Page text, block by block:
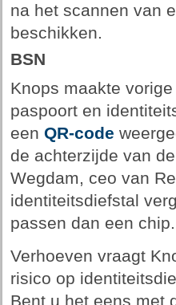
na het scannen van
beschikken.
BSN
Knops maakte
paspoort en
een QR-code
de achterzijde van
Wegdam, ceo van
identiteitsdiefstal
passen dan een chip.
Verhoeven vraagt
risico op
Bent u het eens met